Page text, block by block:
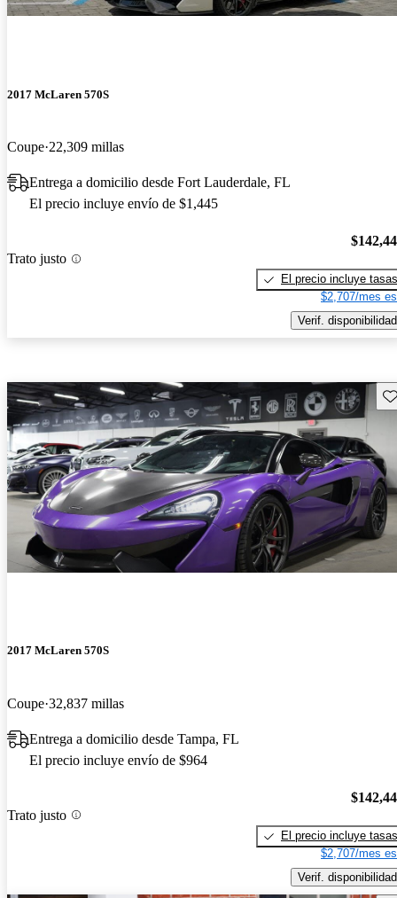
2017 McLaren 570S
Coupe 22,309 millas
Entrega a domicilio desde Fort Lauderdale, FL
El precio incluye envío de $1,445
Trato justo
El precio incluye tasas
$2,707/mes
Verif. disponibilidad
2017 McLaren 570S
Coupe 32,837 millas
Entrega a domicilio desde Tampa, FL
El precio incluye envío de $964
Trato justo
El precio incluye tasas
$2,707/mes
Verif. disponibilidad